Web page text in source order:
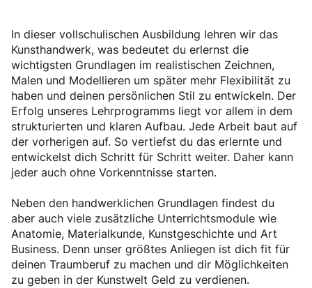
In dieser vollschulischen Ausbildung lehren wir das
Kunsthandwerk, was bedeutet du erlernst die
wichtigsten Grundlagen im realistischen Zeichnen,
Malen und Modellieren um später mehr Flexibilität zu
haben und deinen persönlichen Stil zu entwickeln. Der
Erfolg unseres Lehrprogramms liegt vor allem in dem
strukturierten und klaren Aufbau. Jede Arbeit baut auf
der vorherigen auf. So vertiefst du das erlernte und
entwickelst dich Schritt für Schritt weiter. Daher kann
jeder auch ohne Vorkenntnisse starten.
Neben den handwerklichen Grundlagen findest du
aber auch viele zusätzliche Unterrichtsmodule wie
Anatomie, Materialkunde, Kunstgeschichte und Art
Business. Denn unser größtes Anliegen ist dich fit für
deinen Traumberuf zu machen und dir Möglichkeiten
zu geben in der Kunstwelt Geld zu verdienen.